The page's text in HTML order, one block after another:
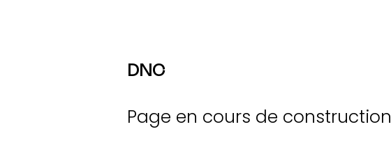
DNC
Page en cours de construction